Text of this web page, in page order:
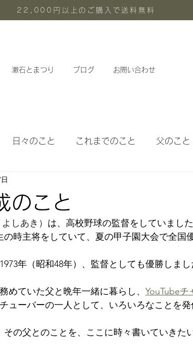
22,000円以上のご購入で送料無料
漱石とまつり ブログ お問い合わせ
日々のこと これまでのこと 父のこと
ー
のこと
しあき） は、高校野球の監督をしていまし
時主将をしていて、夏の甲子園大会で全国
年（昭和48年）、監督としても優勝しまし
めていた父と晩年一緒に暮らし、 YouTubeチ
ューバーの一人として、いろいろなことを発
その父とのことを、ここに時々書いていきた